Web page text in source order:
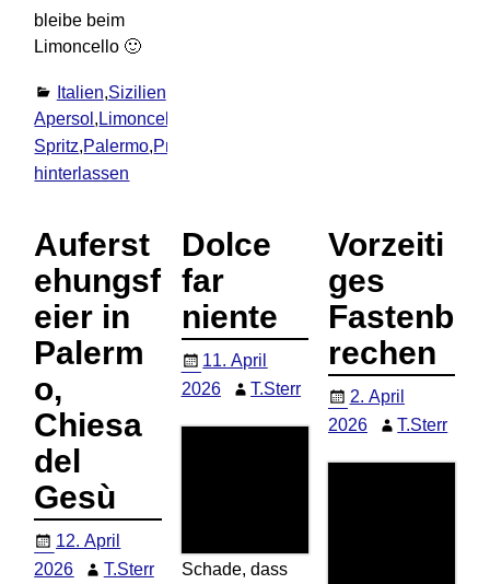
bleibe beim
Limoncello 🙂
Italien,Sizilien
Apersol , Limoncello
Spritz,Palermo,Prosecco
hinterlassen
Auferst
ehungsf
eier in
Palerm
o,
Chiesa
del
Gesù
12. April
2026
T.Sterr
Dolce
far
niente
11. April
2026
T.Sterr
Schade, dass
Vorzeiti
ges
Fastenb
rechen
2. April
2026
T.Sterr